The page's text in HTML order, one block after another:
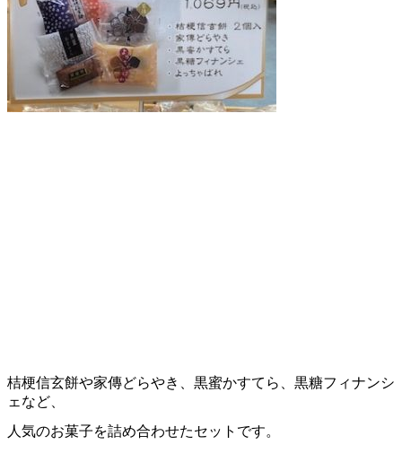
桔梗信玄餅や家傳どらやき、黒蜜かすてら、黒糖フィナンシ
ェなど、
人気のお菓子を詰め合わせたセットです。